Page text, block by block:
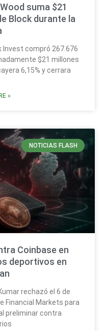
suma $21
Block durante la
Invest compró 267.676
$21 millones
6,15% y cerrara
»
NOTICIAS FLASH
Coinbase en
deportivos en
rechazó el 6 de
Financial Markets para
preliminar contra